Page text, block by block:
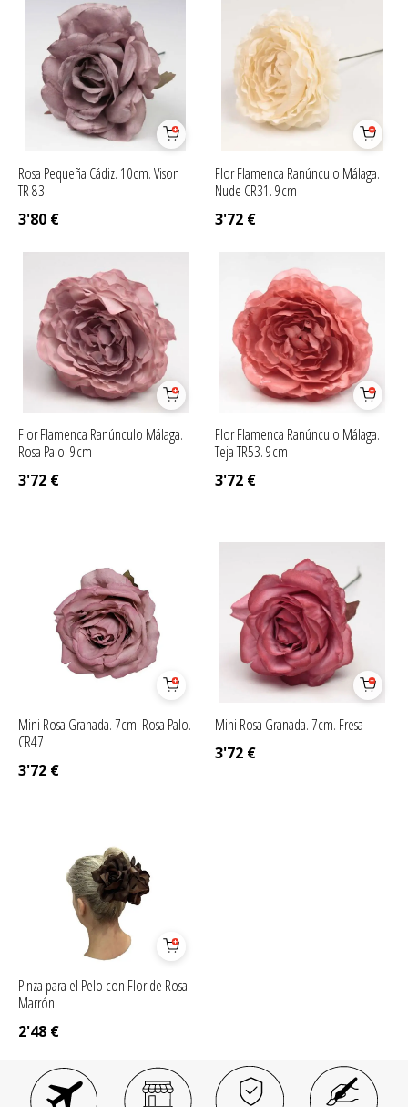
Rosa Pequeña Cádiz. 10cm. Vison
TR 83
3'80 €
Flor Flamenca Ranúnculo Málaga.
Nude CR31. 9cm
3'72 €
Flor Flamenca Ranúnculo Málaga.
Rosa Palo. 9cm
3'72 €
Flor Flamenca Ranúnculo Málaga.
Teja TR53. 9cm
3'72 €
Mini Rosa Granada. 7cm. Rosa Palo.
CR47
3'72 €
Mini Rosa Granada. 7cm. Fresa
3'72 €
Pinza para el Pelo con Flor de Rosa.
Marrón
2'48 €